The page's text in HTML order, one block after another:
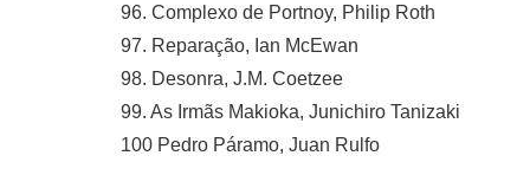
96. Complexo de Portnoy, Philip Roth
97. Reparação, Ian McEwan
98. Desonra, J.M. Coetzee
99. As Irmãs Makioka, Junichiro Tanizaki
100 Pedro Páramo, Juan Rulfo